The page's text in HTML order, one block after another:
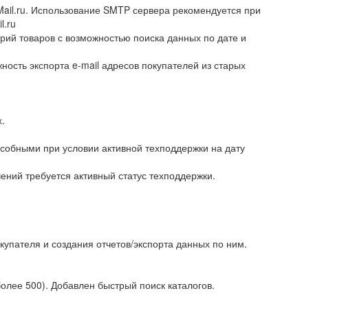
Использование SMTP сервера рекомендуется при
товаров с возможностью поиска данных по дате и
экспорта e-mail адресов покупателей из старых
при условии активной техподдержки на дату
требуется активный статус техподдержки.
и создания отчетов/экспорта данных по ним.
500). Добавлен быстрый поиск каталогов.